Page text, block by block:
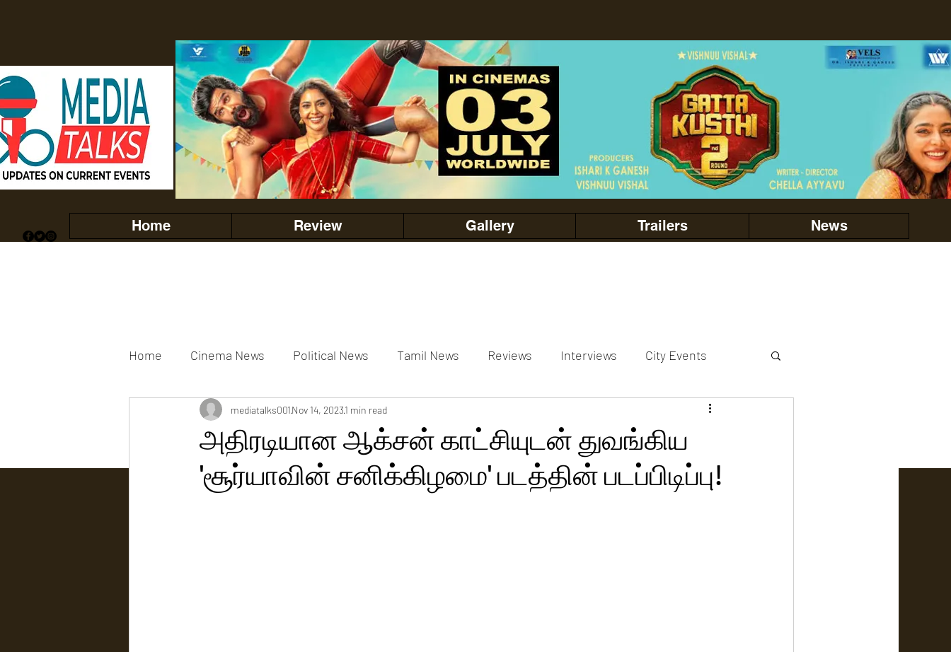
Home Review Gallery Trailers News
Home Cinema News Political News Tamil News Reviews Interviews City Events
Movies Gallery Actress Gallery Events Gallery actors gallery
Tv news
அதிரடியான ஆக்சன் காட்சியுடன் துவங்கிய
'சூர்யாவின் சனிக்கிழமை' படத்தின் படப்பிடிப்பு!
mediatalks001Nov 14, 20231 min read